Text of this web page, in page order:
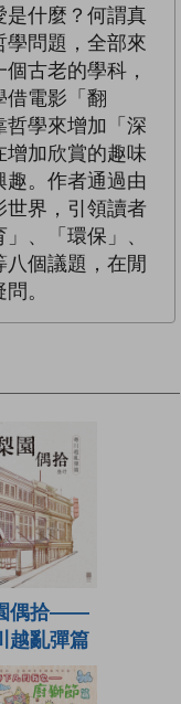
是什麼？何謂真
學問題，全部來
古老的學科，
借電影「翻
哲學來增加「深
增加欣賞的趣味
趣。作者通過由
世界，引領讀者
、「環保」、
八個議題，在閒
。
偶拾——
越亂彈篇